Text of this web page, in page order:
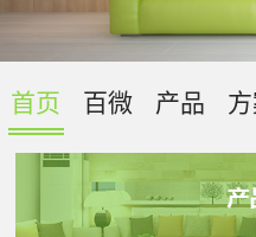
首页 百微 产品